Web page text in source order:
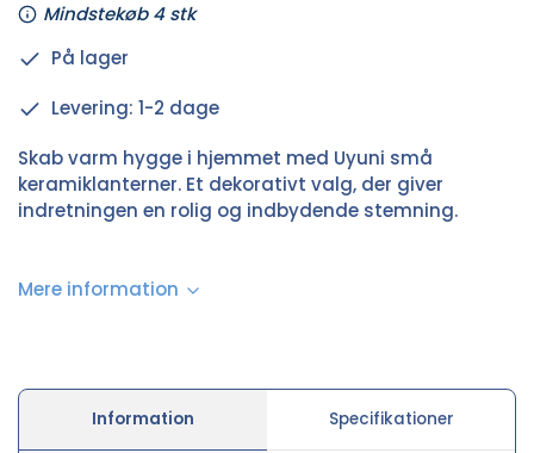
Mindstekøb 4 stk
På lager
Levering: 1-2 dage
Skab varm hygge i hjemmet med Uyuni små
keramiklanterner. Et dekorativt valg, der giver
indretningen en rolig og indbydende stemning.
Mere information
Information Specifikationer